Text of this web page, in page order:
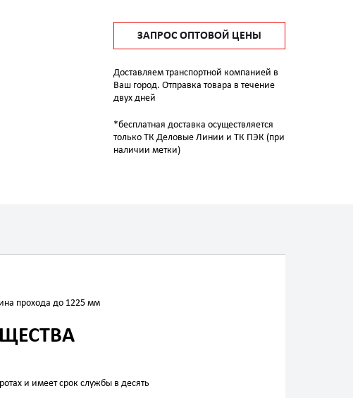
ЗАПРОС ОПТОВОЙ ЦЕНЫ
Доставляем транспортной компанией в
Ваш город. Отправка товара в течение
двух дней
*бесплатная доставка осуществляется
только ТК Деловые Линии и ТК ПЭК (при
наличии метки)
прохода до 1225 мм
и имеет срок службы в десять